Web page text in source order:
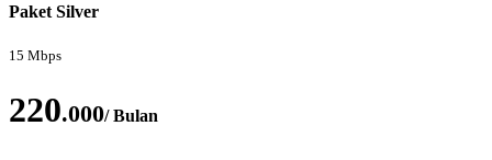
Paket Silver
15 Mbps
220.000/ Bulan